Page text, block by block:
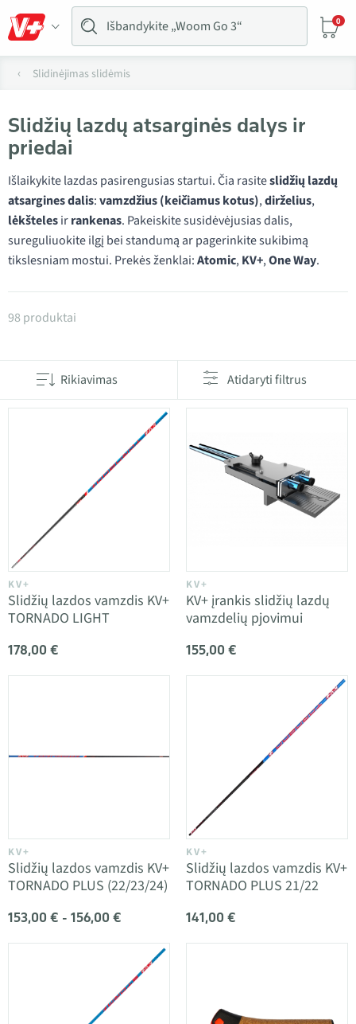
0
Slidinėjimas slidėmis
Slidžių lazdų atsarginės dalys ir
priedai
Išlaikykite lazdas pasirengusias startui. Čia rasiteslidžių lazdų
atsargines dalis:vamzdžius (keičiamus kotus),dirželius,
lėkštelesirrankenas. Pakeiskite susidėvėjusias dalis,
sureguliuokite ilgį bei standumą ar pagerinkite sukibimą
tikslesniam mostui. Prekės ženklai:Atomic,KV+,One Way.
Produktai kategorijoje Slidžių lazdų atsarginės dalys
98 produktai
Rikiavimas Atidaryti filtrus
KV+
Slidžių lazdos vamzdis KV+
TORNADO LIGHT
178,00 €
KV+
KV+ įrankis slidžių lazdų
vamzdelių pjovimui
155,00 €
KV+
Slidžių lazdos vamzdis KV+
TORNADO PLUS (22/23/24)
153,00 € - 156,00 €
KV+
Slidžių lazdos vamzdis KV+
TORNADO PLUS 21/22
141,00 €